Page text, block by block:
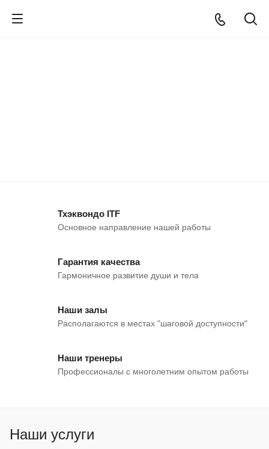
Тхэквондо ITF
Основное направление нашей работы
Гарантия качества
Гармоничное развитие души и тела
Наши залы
Располагаются в местах "шаговой доступности"
Наши тренеры
Профессионалы с многолетним опытом работы
Наши услуги